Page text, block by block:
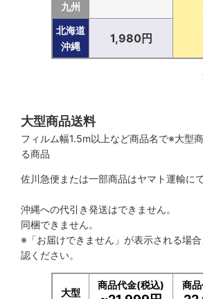
九州
北海道
沖縄
1,980円
大型商品送料
フィルム幅1.5m以上など商品名で※大型
る商品
佐川急便または一部商品はヤマト運輸に
沖縄への代引き発送はできません。
同梱できません。
※「お届けできません」が表示される場
認ください。
大型
商品代金(税込) 商